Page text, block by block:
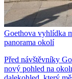
Goethova vyhlídka
panorama okolí
Před návštěvníky
nový pohled na